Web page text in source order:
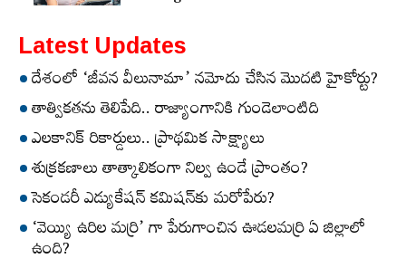
Latest Updates
దేశంలో ‘జీవన వీలునామా’ నమోదు చేసిన మొదటి హైకోర్టు?
తాత్వికతను తెలిపేది.. రాజ్యాంగానికి గుండెలాంటిది
ఎలకానిక్‌ రికార్డులు.. ప్రాథమిక సాక్ష్యాలు
శుక్రకణాలు తాత్కాలికంగా నిల్వ ఉండే ప్రాంతం?
సెకండరీ ఎడ్యుకేషన్‌ కమిషన్‌కు మరోపేరు?
‘వెయ్యి ఉరిల మర్రి’ గా పేరుగాంచిన ఊడలమర్రి ఏ జిల్లాలో
ఉంది?